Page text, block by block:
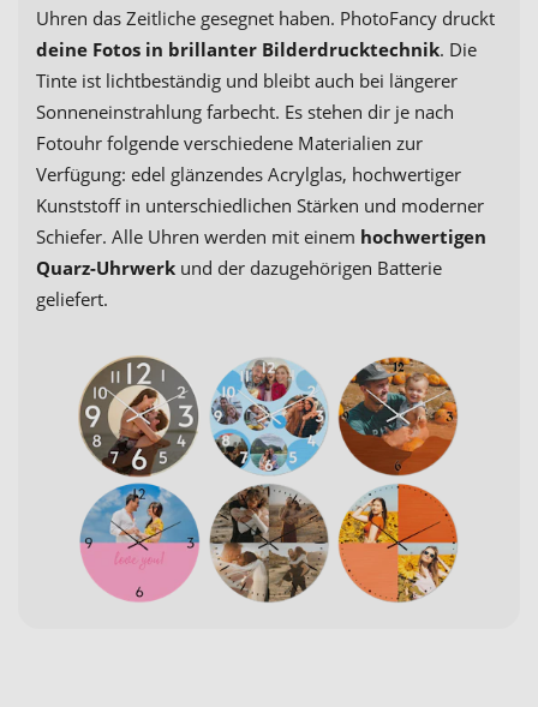
Uhren das Zeitliche gesegnet haben. PhotoFancy druckt
deine Fotos in brillanter Bilderdrucktechnik. Die
Tinte ist lichtbeständig und bleibt auch bei längerer
Sonneneinstrahlung farbecht. Es stehen dir je nach
Fotouhr folgende verschiedene Materialien zur
Verfügung: edel glänzendes Acrylglas, hochwertiger
Kunststoff in unterschiedlichen Stärken und moderner
Schiefer. Alle Uhren werden mit einem hochwertigen
Quarz-Uhrwerk und der dazugehörigen Batterie
geliefert.